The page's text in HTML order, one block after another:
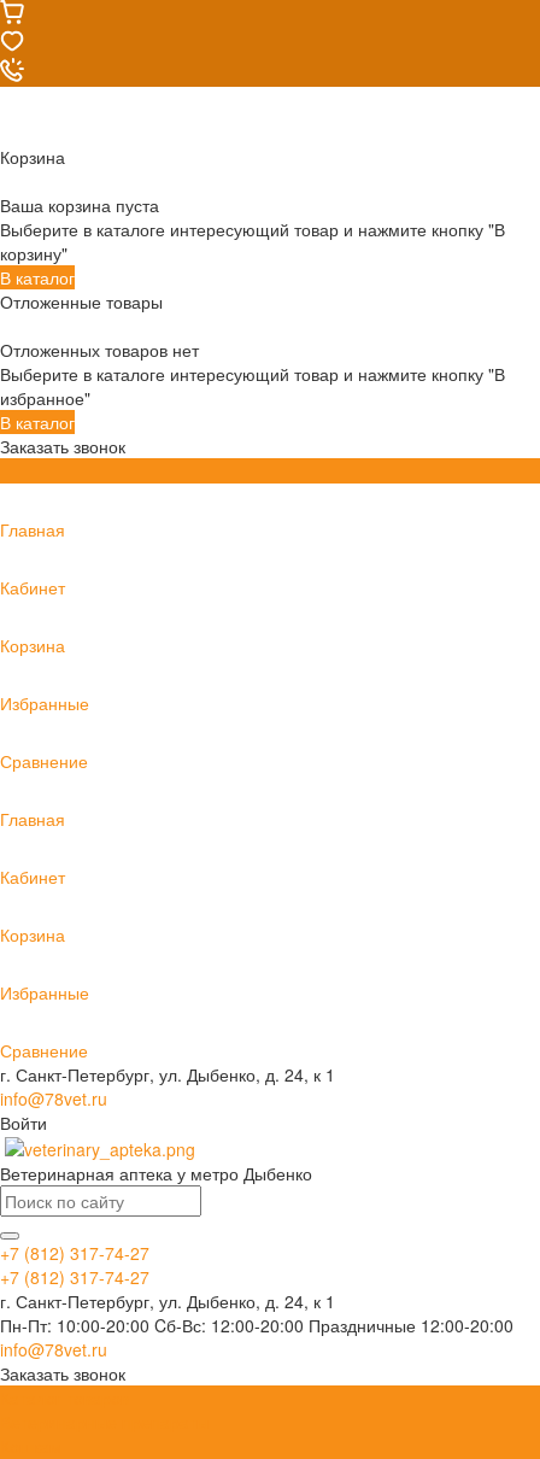
Корзина
Ваша корзина пуста
Выберите в каталоге интересующий товар и нажмите кнопку "В
корзину"
В каталог
Отложенные товары
Отложенных товаров нет
Выберите в каталоге интересующий товар и нажмите кнопку "В
избранное"
В каталог
Заказать звонок
Главная
Кабинет
Корзина
Избранные
Сравнение
Главная
Кабинет
Корзина
Избранные
Сравнение
г. Санкт-Петербург, ул. Дыбенко, д. 24, к 1
info@78vet.ru
Войти
Ветеринарная аптека у метро Дыбенко
+7 (812) 317-74-27
+7 (812) 317-74-27
г. Санкт-Петербург, ул. Дыбенко, д. 24, к 1
Пн-Пт: 10:00-20:00 Cб-Вс: 12:00-20:00 Праздничные 12:00-20:00
info@78vet.ru
Заказать звонок